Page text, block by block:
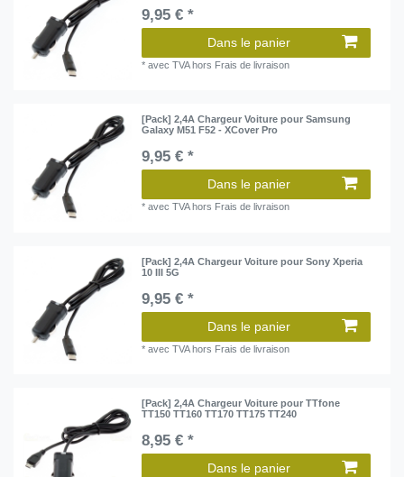
9,95 € *
Dans le panier
*avec TVAhors Frais de livraison
[Pack] 2,4A Chargeur Voiture pour Samsung
Galaxy M51 F52 - XCover Pro
9,95 € *
Dans le panier
*avec TVAhors Frais de livraison
[Pack] 2,4A Chargeur Voiture pour Sony Xperia
10 III 5G
9,95 € *
Dans le panier
*avec TVAhors Frais de livraison
[Pack] 2,4A Chargeur Voiture pour TTfone
TT150 TT160 TT170 TT175 TT240
8,95 € *
Dans le panier